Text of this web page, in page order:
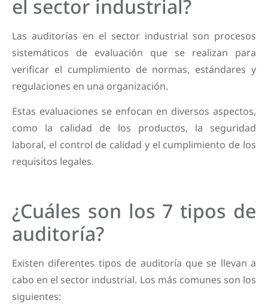
el sector industrial?
Las auditorías en el sector industrial son procesos
sistemáticos de evaluación que se realizan para
verificar el cumplimiento de normas, estándares y
regulaciones en una organización.
Estas evaluaciones se enfocan en diversos aspectos,
como la calidad de los productos, la seguridad
laboral, el control de calidad y el cumplimiento de los
requisitos legales.
¿Cuáles son los 7 tipos de
auditoría?
Existen diferentes tipos de auditoría que se llevan a
cabo en el sector industrial. Los más comunes son los
siguientes: